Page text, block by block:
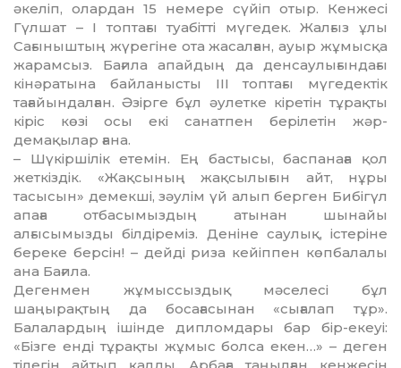
әкеліп, олардан 15 немере сүйіп отыр. Кенжесі
Гүлшат – І топтағы туабітті мүгедек. Жалғыз ұлы
Сағыныштың жүрегіне ота жасалған, ауыр жұмысқа
жарамсыз. Бағила апайдың да денсаулығындағы
кінәратына байланысты ІІІ топтағы мүгедектік
тағайындалған. Әзірге бұл әулетке кіретін тұрақты
кіріс көзі осы екі санатпен берілетін жәр­
демақылар ғана.
– Шүкіршілік етемін. Ең бас­ты­сы, баспанаға қол
жеткіздік. «Жақсының жақсылығын айт, нұры
тасысын» демекші, зәулім үй алып берген Бибігүл
апаға отбасымыздың атынан шынайы
алғысымызды білдіреміз. Деніне саулық, істеріне
береке берсін! – дейді риза кейіппен көпбалалы
ана Бағила.
Дегенмен жұмыссыздық мә­се­лесі бұл
шаңырақтың да босағасынан «сығалап тұр».
Балалардың ішінде дипломдары бар бір-екеуі:
«Бізге енді тұрақты жұмыс болса екен…» – деген